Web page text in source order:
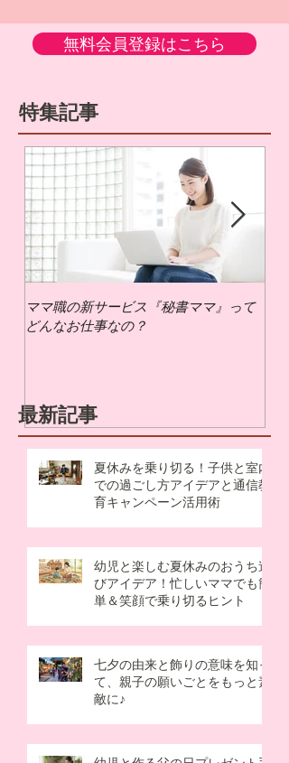
無料会員登録はこちら
特集記事
最新記事
ママ職の新サービス『秘書ママ』って
どんなお仕事なの？
夏休みを乗り切る！子供と室内
での過ごし方アイデアと通信教
育キャンペーン活用術
幼児と楽しむ夏休みのおうち遊
びアイデア！忙しいママでも簡
単＆笑顔で乗り切るヒント
七夕の由来と飾りの意味を知っ
て、親子の願いごとをもっと素
敵に♪